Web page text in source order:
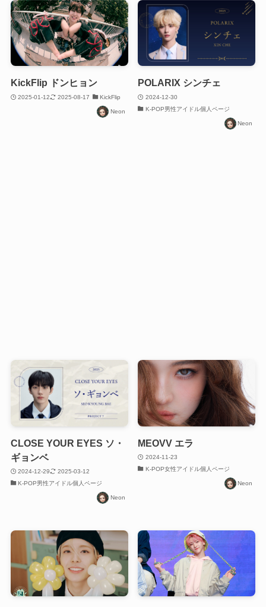
KickFlip ドンヒョン
2025-01-12 2025-08-17 KickFlip
Neon
POLARIX シンチェ
2024-12-30
K-POP男性アイドル個人ページ
Neon
CLOSE YOUR EYES ソ・
ギョンベ
2024-12-29
2025-03-12
K-POP男性アイドル個人ページ
Neon
MEOVV エラ
2024-11-23
K-POP女性アイドル個人ページ
Neon